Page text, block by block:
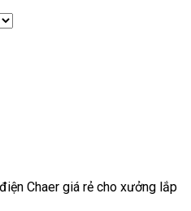
Chaer giá rẻ cho xưởng lắp